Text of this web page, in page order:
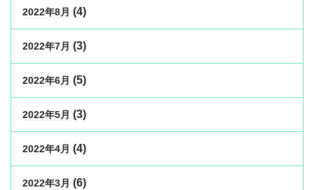
2022年8月 (4)
2022年7月 (3)
2022年6月 (5)
2022年5月 (3)
2022年4月 (4)
2022年3月 (6)